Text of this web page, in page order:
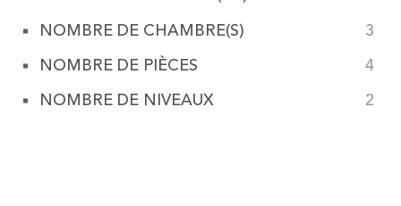
NOMBRE DE CHAMBRE(S) 3
NOMBRE DE PIÈCES 4
NOMBRE DE NIVEAUX 2